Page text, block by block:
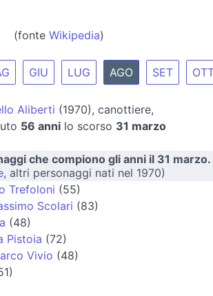
(fonte Wikipedia)
GIU LUG AGO SET
Aliberti (1970), canottiere,
56 annilo scorso 31 marzo
che compiono gli anni il 31 marzo.
, altri personaggi nati nel 1970)
Trefoloni (55)
Scolari (83)
(48)
Pistoia (72)
Vivio (48)